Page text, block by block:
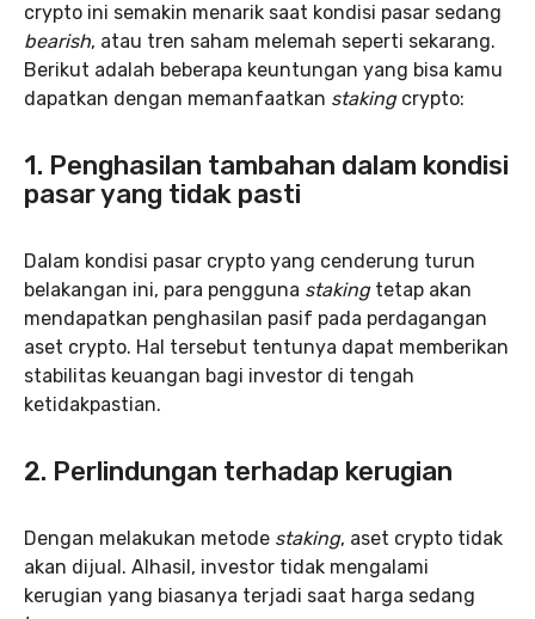
crypto ini semakin menarik saat kondisi pasar sedang
bearish, atau tren saham melemah seperti sekarang.
Berikut adalah beberapa keuntungan yang bisa kamu
dapatkan dengan memanfaatkan staking crypto:
1. Penghasilan tambahan dalam kondisi
pasar yang tidak pasti
Dalam kondisi pasar crypto yang cenderung turun
belakangan ini, para pengguna stakingtetap akan
mendapatkan penghasilan pasif pada perdagangan
aset crypto. Hal tersebut tentunya dapat memberikan
stabilitas keuangan bagi investor di tengah
ketidakpastian.
2. Perlindungan terhadap kerugian
Dengan melakukan metode staking, aset crypto tidak
akan dijual. Alhasil, investor tidak mengalami
kerugian yang biasanya terjadi saat harga sedang